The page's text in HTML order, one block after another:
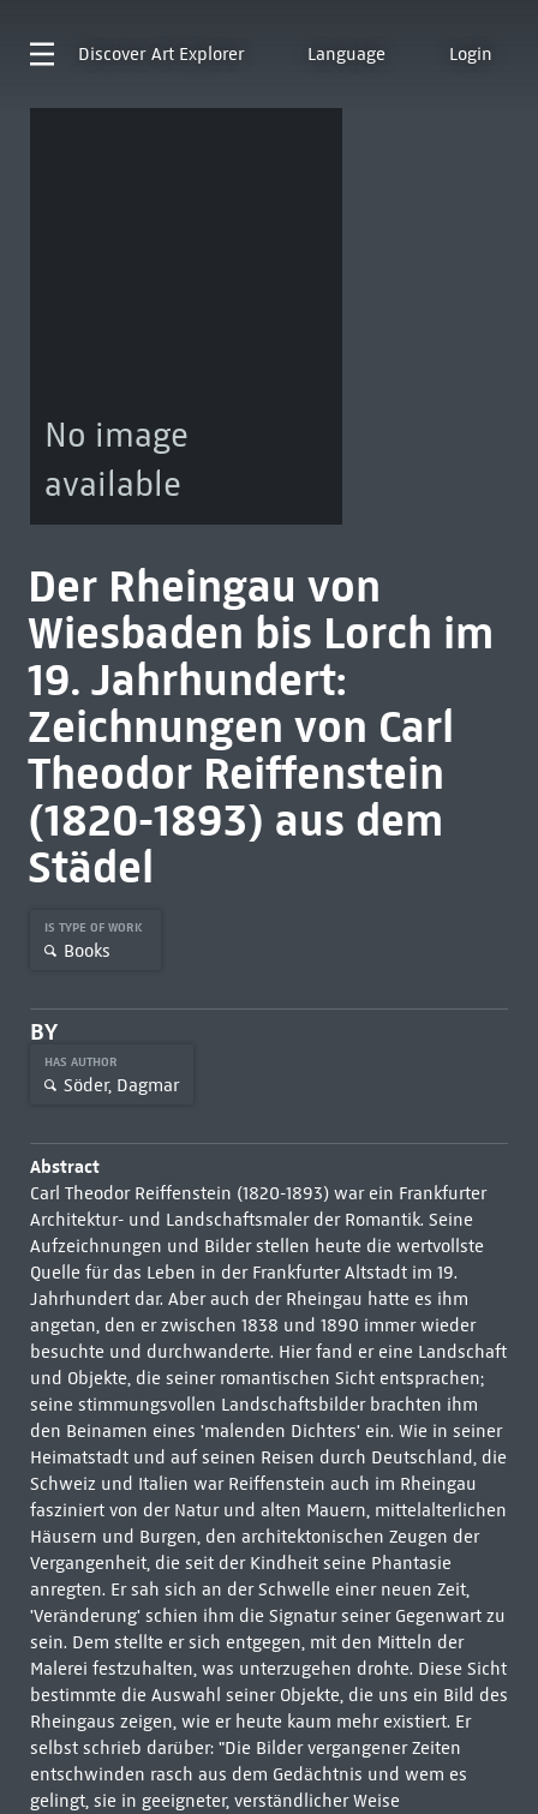
Discover Art Explorer Language Login
No image
available
Der Rheingau von
Wiesbaden bis Lorch im
19. Jahrhundert:
Zeichnungen von Carl
Theodor Reiffenstein
(1820-1893) aus dem
Städel
IS TYPE OF WORK
Books
BY
HAS AUTHOR
Söder, Dagmar
Abstract
Carl Theodor Reiffenstein (1820-1893) war ein Frankfurter
Architektur- und Landschaftsmaler der Romantik. Seine
Aufzeichnungen und Bilder stellen heute die wertvollste
Quelle für das Leben in der Frankfurter Altstadt im 19.
Jahrhundert dar. Aber auch der Rheingau hatte es ihm
angetan, den er zwischen 1838 und 1890 immer wieder
besuchte und durchwanderte. Hier fand er eine Landschaft
und Objekte, die seiner romantischen Sicht entsprachen;
seine stimmungsvollen Landschaftsbilder brachten ihm
den Beinamen eines 'malenden Dichters' ein. Wie in seiner
Heimatstadt und auf seinen Reisen durch Deutschland, die
Schweiz und Italien war Reiffenstein auch im Rheingau
fasziniert von der Natur und alten Mauern, mittelalterlichen
Häusern und Burgen, den architektonischen Zeugen der
Vergangenheit, die seit der Kindheit seine Phantasie
anregten. Er sah sich an der Schwelle einer neuen Zeit,
'Veränderung' schien ihm die Signatur seiner Gegenwart zu
sein. Dem stellte er sich entgegen, mit den Mitteln der
Malerei festzuhalten, was unterzugehen drohte. Diese Sicht
bestimmte die Auswahl seiner Objekte, die uns ein Bild des
Rheingaus zeigen, wie er heute kaum mehr existiert. Er
selbst schrieb darüber: "Die Bilder vergangener Zeiten
entschwinden rasch aus dem Gedächtnis und wem es
gelingt, sie in geeigneter, verständlicher Weise